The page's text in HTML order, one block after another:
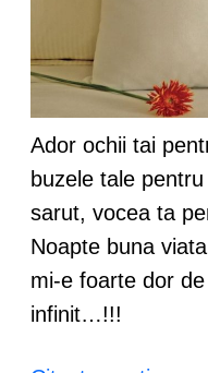
Ador ochii tai
buzele tale
sarut, vocea ta
Noapte buna
mi-e foarte dor
infinit…!!!